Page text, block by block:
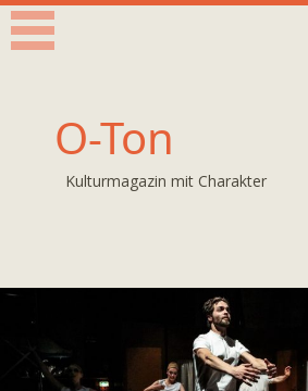
O-Ton
Kulturmagazin mit Charakter